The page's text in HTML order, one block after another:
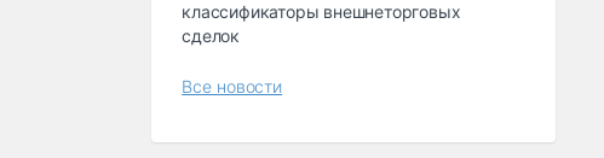
классификаторы внешнеторговых
сделок
Все новости